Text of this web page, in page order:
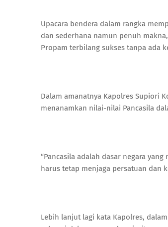
Upacara bendera dalam rangka
dan sederhana namun penuh
Propam terbilang sukses tanpa ada
Dalam amanatnya Kapolres Supiori
menanamkan nilai-nilai Pancasila
“Pancasila adalah dasar negara
harus tetap menjaga persatuan dan
Lebih lanjut lagi kata Kapolres,